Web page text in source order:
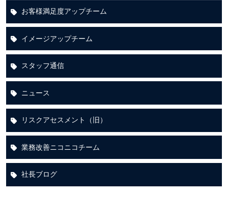
お客様満足度アップチーム
イメージアップチーム
スタッフ通信
ニュース
リスクアセスメント（旧）
業務改善ニコニコチーム
社長ブログ